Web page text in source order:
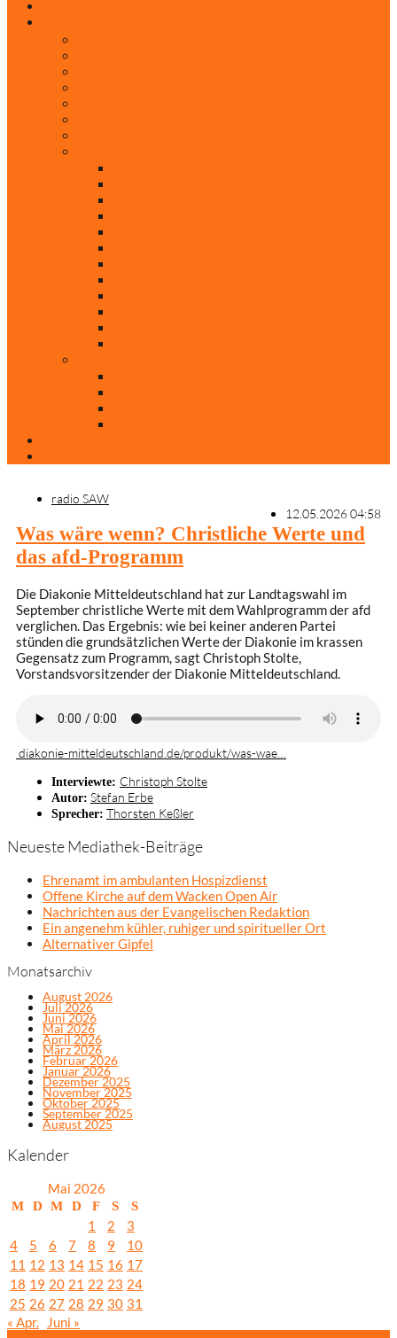
radio SAW
12.05.2026 04:58
Was wäre wenn? Christliche Werte und
das afd-Programm
Die Diakonie Mitteldeutschland hat zur Landtagswahl im
September christliche Werte mit dem Wahlprogramm der afd
verglichen. Das Ergebnis: wie bei keiner anderen Partei
stünden die grundsätzlichen Werte der Diakonie im krassen
Gegensatz zum Programm, sagt Christoph Stolte,
Vorstandsvorsitzender der Diakonie Mitteldeutschland.
diakonie-mitteldeutschland.de/produkt/was-wae…
Interviewte: Christoph Stolte
Autor: Stefan Erbe
Sprecher: Thorsten Keßler
Neueste Mediathek-Beiträge
Ehrenamt im ambulanten Hospizdienst
Offene Kirche auf dem Wacken Open Air
Nachrichten aus der Evangelischen Redaktion
Ein angenehm kühler, ruhiger und spiritueller Ort
Alternativer Gipfel
Monatsarchiv
August 2026
Juli 2026
Juni 2026
Mai 2026
April 2026
März 2026
Februar 2026
Januar 2026
Dezember 2025
November 2025
Oktober 2025
September 2025
August 2025
Kalender
Mai 2026
M D M D F S S
1 2
3
4
5 6 7 8 9
10
11 12 13 14 15 16 17
18 19 20 21 22 23 24
25 26 27 28 29 30 31
« Apr.
Juni »